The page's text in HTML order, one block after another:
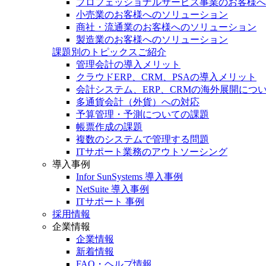
プロフェッショナルサービス事業のお客様
小売業のお客様へのソリューション
商社・流通業のお客様へのソリューション
製造業のお客様へのソリューション
課題別のトピックスご紹介
管理会計の導入メリット
クラウドERP、CRM、PSAの導入メリット
会計システム、ERP、CRMの海外展開につ
多通貨会計（外貨）への対応
予算管理・予測についての課題
帳票作成の課題
複数のシステムで管理する問題
ITサポート業務のアウトソーシング
導入事例
Infor SunSystems 導入事例
NetSuite 導入事例
ITサポート 事例
採用情報
企業情報
企業情報
新着情報
FAQ・ヘルプ情報